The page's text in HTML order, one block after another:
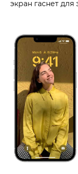
экран гаснет